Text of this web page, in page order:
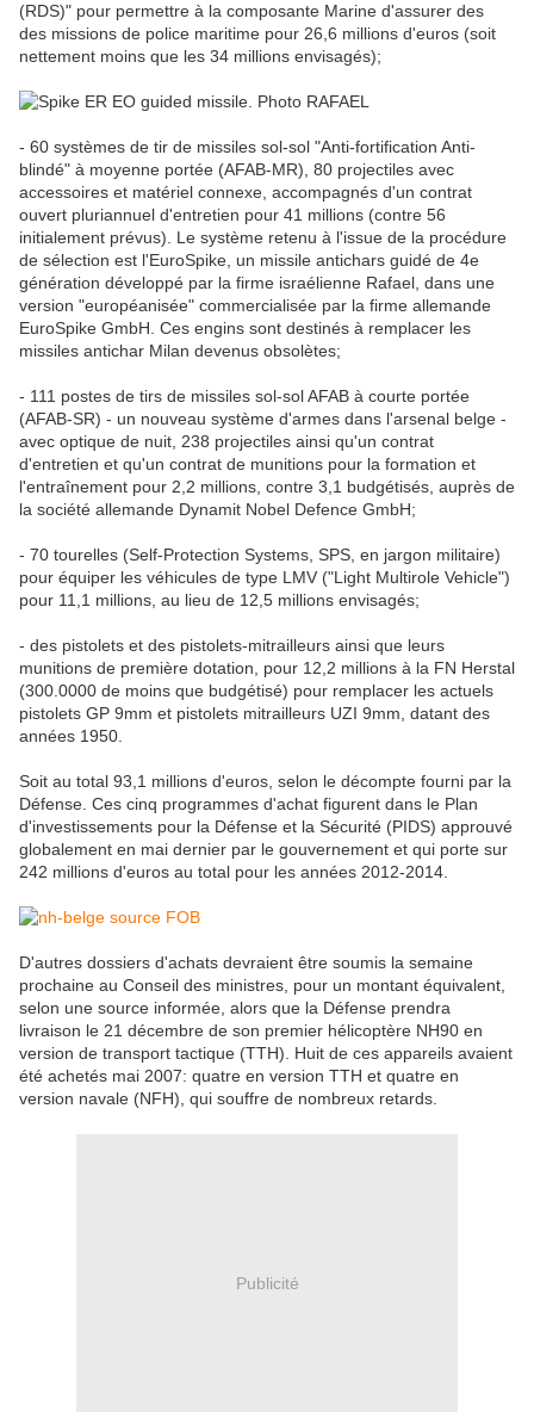
(RDS)" pour permettre à la composante Marine d'assurer des
des missions de police maritime pour 26,6 millions d'euros (soit
nettement moins que les 34 millions envisagés);
- 60 systèmes de tir de missiles sol-sol "Anti-fortification Anti-
blindé" à moyenne portée (AFAB-MR), 80 projectiles avec
accessoires et matériel connexe, accompagnés d'un contrat
ouvert pluriannuel d'entretien pour 41 millions (contre 56
initialement prévus). Le système retenu à l'issue de la procédure
de sélection est l'EuroSpike, un missile antichars guidé de 4e
génération développé par la firme israélienne Rafael, dans une
version "européanisée" commercialisée par la firme allemande
EuroSpike GmbH. Ces engins sont destinés à remplacer les
missiles antichar Milan devenus obsolètes;
- 111 postes de tirs de missiles sol-sol AFAB à courte portée
(AFAB-SR) - un nouveau système d'armes dans l'arsenal belge -
avec optique de nuit, 238 projectiles ainsi qu'un contrat
d'entretien et qu'un contrat de munitions pour la formation et
l'entraînement pour 2,2 millions, contre 3,1 budgétisés, auprès de
la société allemande Dynamit Nobel Defence GmbH;
- 70 tourelles (Self-Protection Systems, SPS, en jargon militaire)
pour équiper les véhicules de type LMV ("Light Multirole Vehicle")
pour 11,1 millions, au lieu de 12,5 millions envisagés;
- des pistolets et des pistolets-mitrailleurs ainsi que leurs
munitions de première dotation, pour 12,2 millions à la FN Herstal
(300.0000 de moins que budgétisé) pour remplacer les actuels
pistolets GP 9mm et pistolets mitrailleurs UZI 9mm, datant des
années 1950.
Soit au total 93,1 millions d'euros, selon le décompte fourni par la
Défense. Ces cinq programmes d'achat figurent dans le Plan
d'investissements pour la Défense et la Sécurité (PIDS) approuvé
globalement en mai dernier par le gouvernement et qui porte sur
242 millions d'euros au total pour les années 2012-2014.
D'autres dossiers d'achats devraient être soumis la semaine
prochaine au Conseil des ministres, pour un montant équivalent,
selon une source informée, alors que la Défense prendra
livraison le 21 décembre de son premier hélicoptère NH90 en
version de transport tactique (TTH). Huit de ces appareils avaient
été achetés mai 2007: quatre en version TTH et quatre en
version navale (NFH), qui souffre de nombreux retards.
Publicité